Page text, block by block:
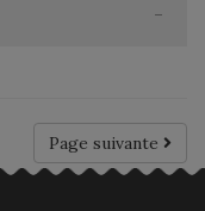
-
Page suivante